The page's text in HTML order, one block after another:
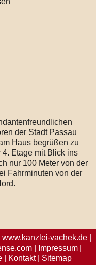
der Stadt Passau
Haus begrüßen zu
Etage mit Blick ins
nur 100 Meter von der
Fahrminuten von der
www.kanzlei-vachek.de|
| Impressum|
| Kontakt| Sitemap